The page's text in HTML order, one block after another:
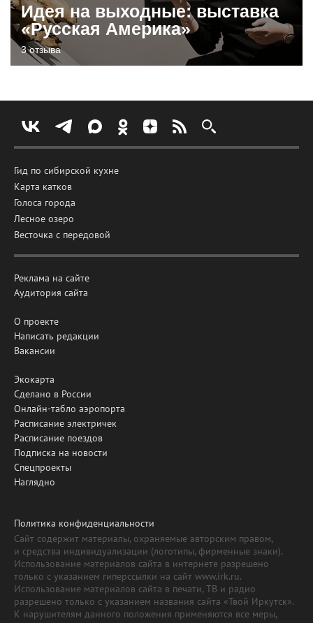
Идея на выходные: выставка
«Русская Америка»
3 отзыва
Гид по сибирской кухне
Карта катков
Голоса города
Лесное озеро
Весточка с передовой
Реклама на сайте
Аудитория сайта
О проекте
Написать редакции
Вакансии
Экокарта
Сделано в России
Онлайн-табло аэропорта
Расписание электричек
Расписание поездов
Подписка на новости
Спецпроекты
Наглядно
Политика конфиденциальности
Сайт содержит материалы, охраняемые авторским правом,
и средства индивидуализации (логотипы, фирменные знаки).
Использование материалов сайта в интернете разрешено
только с указанием гиперссылки на сайт www.irk.ru.
Использование материалов сайта в печати, ТВ и радио
разрешено только с указанием названия сайта «Твой Иркутск».
К нарушителям данного положения применяются все меры,